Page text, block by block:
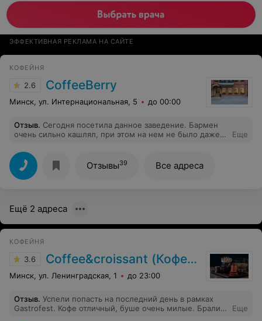
ЭФФЕКТИВНАЯ РЕКЛАМА НА САЙТЕ
КОФЕЙНЯ
2.6 CoffeeBerry
Минск, ул. Интернациональная, 5 до 00:00
Отзыв. Сегодня посетила данное заведение. Бармен
очень сильно кашлял, при этом на нем не было даже
успели отпить напиток, надеюсь, заразу не подхватили.
Пожалуйста, примите меры защиты от
распространения вирусной инфекции у себя в
заведении. Во-первых, обеспечьте сотрудников
Еще
Отзывы39 Все адреса
Ещё 2 адреса
КОФЕЙНЯ
3.6 Coffee&croissant (Кофе и круассан)
Минск, ул. Ленинградская, 1 до 23:00
Отзыв. Успели попасть на последний день в рамках
Gastrofest. Кофе отличный, буше очень милые. Брали
Еще